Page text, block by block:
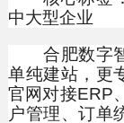
中大型企业
合肥数字智
单纯建站，更
官网对接ERP
户管理、订单